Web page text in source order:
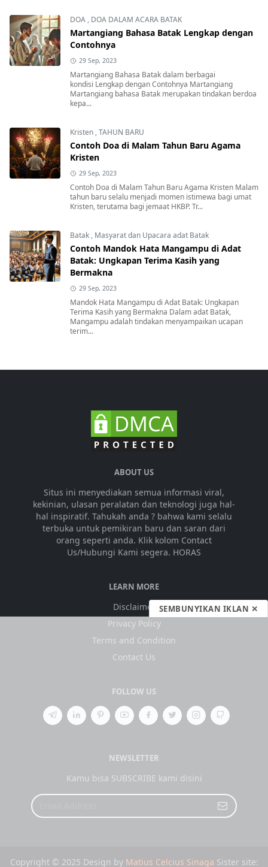
DOA , DOA DALAM ACARA BATAK
Martangiang Bahasa Batak Lengkap dengan
Contohnya
29 Sep, 2023
Martangiang Bahasa Batak dalam berbagai
kondisi Lengkap dengan Contohnya Martangiang
Martangiang bahasa Batak merupakan tindakan berdoa
kepa...
Kristen ,TAHUN BARU
Contoh Doa di Malam Tahun Baru Agama
Kristen
29 Sep, 2023
Contoh Doa di Malam Tahun Baru Agama Kristen Malam
tahun baru selalu menjadi momen istimewa bagi umat
Kristen, terutama bagi jemaat HKBP. Tr...
Batak , Masyarat dan Upacara adat Batak
Contoh Mandok Hata Mangampu di Adat
Batak: Ungkapan Terima Kasih yang
Bermakna
29 Sep, 2023
Mandok Hata Mangampu di Adat Batak: Ungkapan
Terima Kasih yang Bermakna Dalam adat Batak,
Mangampu adalah tindakan menyampaikan ucapan
terim...
ABOUT US
Situs ini menyediakan semua informasi viral,
kekinian, ulasan peralatan dan teknologi juga hal-
hal inspiratif. Tahukah anda ? bahwa kami selalu
terbuka untuk pemikiran baru dan saran dari
orang seperti anda. Klik kolom Contact
Us/Hubungi Kami segera. HORAS
LEARN MORE
Disclaimer
Privacy Policy
Terms and Condition
Contact Us
FOLLOW US
NEWSLETTER
Kamu bisa SUBSCRIBE kami disini
Copyright © 2025 Design by Matius Celcius Sinaga Sister site:
SEMBUNYIKAN IKLAN ✕